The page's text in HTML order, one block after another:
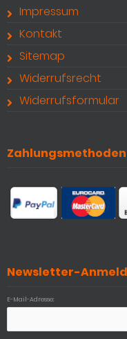
Impressum
Kontakt
Sitemap
Widerrufsrecht
Widerrufsformular
Zahlungsmethoden
Newsletter-
E-Mail-Adresse: